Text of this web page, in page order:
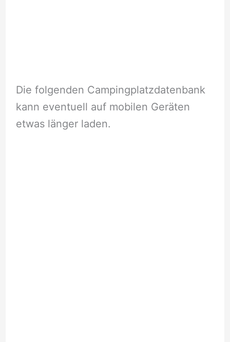
Die folgenden Campingplatzdatenbank
kann eventuell auf mobilen Geräten
etwas länger laden.